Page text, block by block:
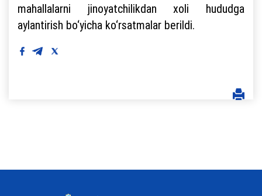
mahallalarni jinoyatchilikdan xoli hududga
aylantirish bo‘yicha ko‘rsatmalar berildi.